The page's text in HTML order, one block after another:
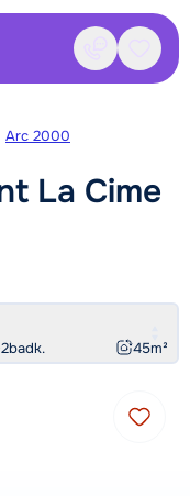
Contact
Arc 2000
La Cime
2badk. 45m²